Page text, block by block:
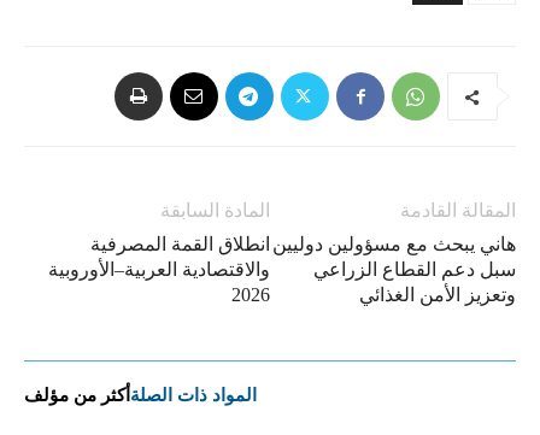
المادة السابقة
انطلاق القمة المصرفية
والاقتصادية العربية–الأوروبية
2026
المقالة القادمة
هاني يبحث مع مسؤولين دوليين
سبل دعم القطاع الزراعي
وتعزيز الأمن الغذائي
المواد ذات الصلة أكثر من مؤلف